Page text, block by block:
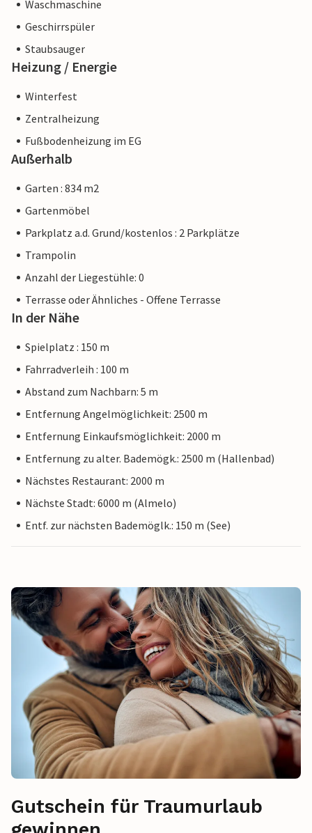
Waschmaschine
Geschirrspüler
Staubsauger
Heizung / Energie
Winterfest
Zentralheizung
Fußbodenheizung im EG
Außerhalb
Garten : 834 m2
Gartenmöbel
Parkplatz a.d. Grund/kostenlos : 2 Parkplätze
Trampolin
Anzahl der Liegestühle: 0
Terrasse oder Ähnliches - Offene Terrasse
In der Nähe
Spielplatz : 150 m
Fahrradverleih : 100 m
Abstand zum Nachbarn: 5 m
Entfernung Angelmöglichkeit: 2500 m
Entfernung Einkaufsmöglichkeit: 2000 m
Entfernung zu alter. Bademögk.: 2500 m (Hallenbad)
Nächstes Restaurant: 2000 m
Nächste Stadt: 6000 m (Almelo)
Entf. zur nächsten Bademöglk.: 150 m (See)
Gutschein für Traumurlaub